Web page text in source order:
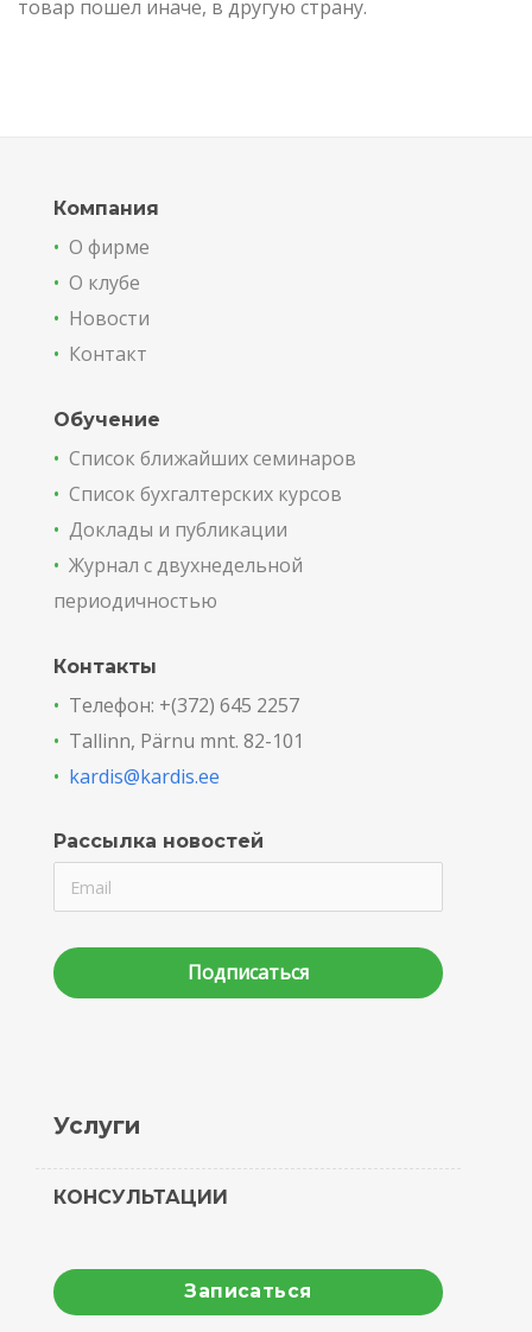
товар пошел иначе, в другую страну.
Компания
• О фирме
• О клубе
• Новости
• Контакт
Обучение
• Список ближайших семинаров
• Список бухгалтерских курсов
• Доклады и публикации
• Журнал с двухнедельной
периодичностью
Контакты
• Телефон: +(372) 645 2257
• Tallinn, Pärnu mnt. 82-101
• kardis@kardis.ee
Рассылка новостей
Подписаться
Услуги
КОНСУЛЬТАЦИИ
Записаться